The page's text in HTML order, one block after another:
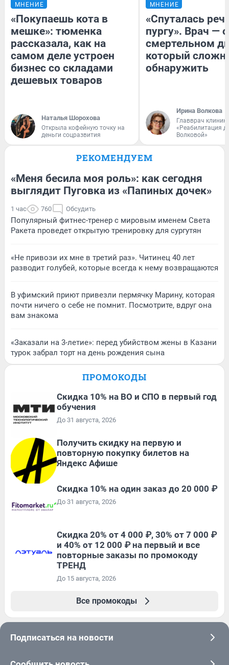
МНЕНИЕ
«Покупаешь кота в
мешке»: тюменка
рассказала, как на
самом деле устроен
бизнес со складами
дешевых товаров
Наталья Шорохова
Открыла кофейную точку на
деньги соцразвития
МНЕНИЕ
«Спуталась
пургу». Врач — о
смертельном
который
обнаружить
Ирина Волкова
Главврач
«Реабилитация
Волковой»
РЕКОМЕНДУЕМ
«Меня бесила моя роль»: как сегодня
выглядит Пуговка из «Папиных дочек»
1 час 760 Обсудить
Популярный фитнес-тренер с мировым именем Света
Ракета проведет открытую тренировку для сургутян
«Не привози их мне в третий раз». Читинец 40 лет
разводит голубей, которые всегда к нему возвращаются
В уфимский приют привезли пермячку Марину, которая
почти ничего о себе не помнит. Посмотрите, вдруг она
вам знакома
«Заказали на 3-летие»: перед убийством жены в Казани
турок забрал торт на день рождения сына
ПРОМОКОДЫ
Скидка 10% на ВО и СПО в первый год
обучения
До 31 августа, 2026
Получить скидку на первую и
повторную покупку билетов на
Яндекс Афише
Скидка 10% на один заказ до 20 000 ₽
До 31 августа, 2026
Скидка 20% от 4 000 ₽, 30% от 7 000 ₽
и 40% от 12 000 ₽ на первый и все
повторные заказы по промокоду
ТРЕНД
До 15 августа, 2026
Все промокоды
Подписаться на новости